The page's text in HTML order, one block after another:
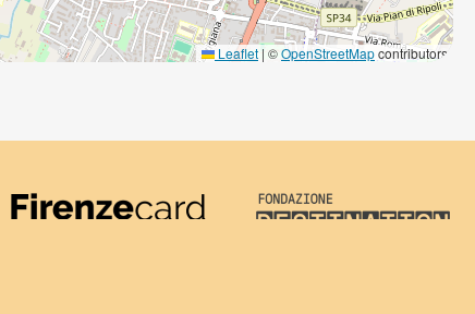
Leaflet | ©OpenStreetMapcontributors
Firenze Card Destination